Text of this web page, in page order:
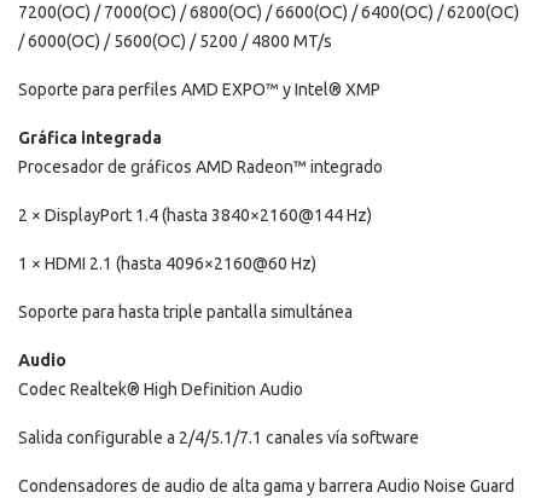
7200(OC) / 7000(OC) / 6800(OC) / 6600(OC) / 6400(OC) / 6200(OC)
/ 6000(OC) / 5600(OC) / 5200 / 4800 MT/s
Soporte para perfiles AMD EXPO™ y Intel® XMP
Gráfica integrada
Procesador de gráficos AMD Radeon™ integrado
2 × DisplayPort 1.4 (hasta 3840×2160@144 Hz)
1 × HDMI 2.1 (hasta 4096×2160@60 Hz)
Soporte para hasta triple pantalla simultánea
Audio
Codec Realtek® High Definition Audio
Salida configurable a 2/4/5.1/7.1 canales vía software
Condensadores de audio de alta gama y barrera Audio Noise Guard